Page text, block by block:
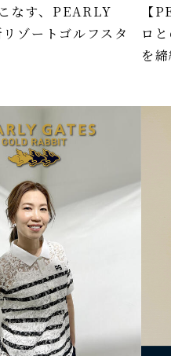
なす、PEARLY
ゾートゴルフスタ
【
ロ
を